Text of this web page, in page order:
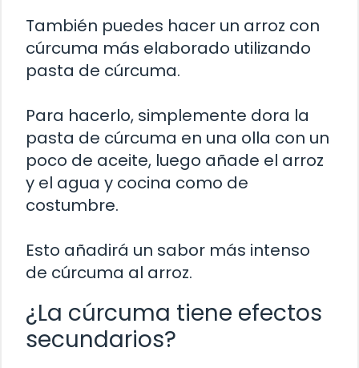
También puedes hacer un arroz con
cúrcuma más elaborado utilizando
pasta de cúrcuma.
Para hacerlo, simplemente dora la
pasta de cúrcuma en una olla con un
poco de aceite, luego añade el arroz
y el agua y cocina como de
costumbre.
Esto añadirá un sabor más intenso
de cúrcuma al arroz.
¿La cúrcuma tiene efectos
secundarios?